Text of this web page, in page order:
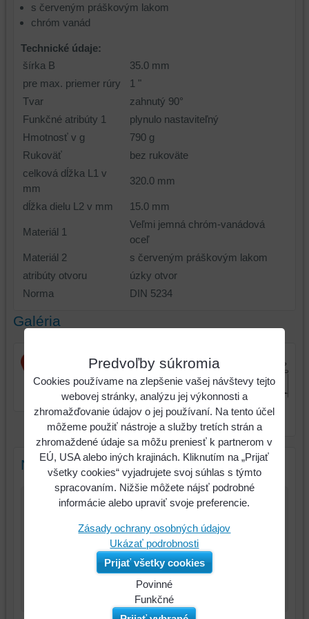
s červeným práškovým lakom
chróm vanád
Technické údaje:
šírka B
35.0 mm
pre max. priemer rúry
1 "
Tvar
zahnutý 90°
Funkčné atribúty 1
plynulo nastaviteľný
Hmotnosť v g
790 g
Rukoväť
bez rukoväte
celková dĺžka L1 v
mm
320.0 mm
dĺžka dielu L2 v mm 15.0 mm
Materiál 1
Veľmi jemná chróm-vanádová
oceľ
Materiál 2
s červeným práškovým lakom
atribúty otvoru
úzky otvor
Norma
DIN 5234
Galéria
Rohové rúrkové kliešte,
90° zahnuté, 1"
Rohové rúrkové kliešte,
90° zahnuté, 1"
Nový komentár
Predvoľby súkromia
Cookies používame na zlepšenie vašej návštevy tejto
webovej stránky, analýzu jej výkonnosti a
zhromažďovanie údajov o jej používaní. Na tento účel
môžeme použiť nástroje a služby tretích strán a
zhromaždené údaje sa môžu preniesť k partnerom v
EÚ, USA alebo iných krajinách. Kliknutím na „Prijať
všetky cookies“ vyjadrujete svoj súhlas s týmto
spracovaním. Nižšie môžete nájsť podrobné
informácie alebo upraviť svoje preferencie.
Zásady ochrany osobných údajov
Ukázať podrobnosti
Prijať všetky cookies
Povinné
Funkčné